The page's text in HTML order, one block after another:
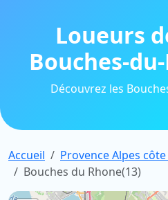
Loueurs
Bouches-
Découvrez les
Accueil
Provence Alpes
Bouches du Rhone(13)